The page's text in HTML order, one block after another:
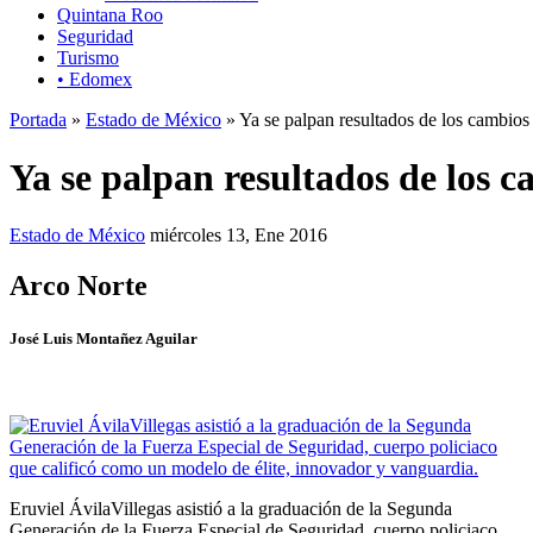
Quintana Roo
Seguridad
Turismo
• Edomex
Portada » Estado de México » Ya se palpan resultados de los cambios
Ya se palpan resultados de los
Estado de México miércoles 13, Ene 2016
Arco Norte
José Luis Montañez Aguilar
Eruviel ÁvilaVillegas asistió a la graduación de la Segunda